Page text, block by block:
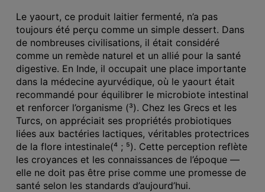
Le yaourt, ce produit laitier fermenté, n’a pas
toujours été perçu comme un simple dessert. Dans
de nombreuses civilisations, il était considéré
comme un remède naturel et un allié pour la santé
digestive. En Inde, il occupait une place importante
dans la médecine ayurvédique, où le yaourt était
recommandé pour équilibrer le microbiote intestinal
et renforcer l’organisme (³). Chez les Grecs et les
Turcs, on appréciait ses propriétés probiotiques
liées aux bactéries lactiques, véritables protectrices
de la flore intestinale(⁴ ; ⁵). Cette perception reflète
les croyances et les connaissances de l’époque —
elle ne doit pas être prise comme une promesse de
santé selon les standards d’aujourd’hui.